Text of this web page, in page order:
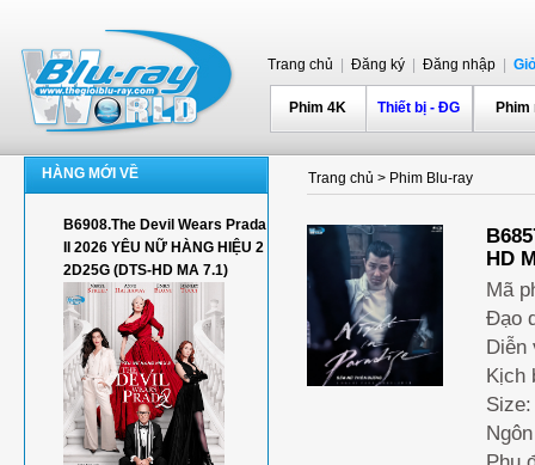
Trang chủ Đăng ký Đăng nhập
Phim 4K Thiết bị - ĐG
HÀNG MỚI VỀ
B6908.The Devil Wears Prada
II 2026 YÊU NỮ HÀNG HIỆU 2
2D25G (DTS-HD MA 7.1)
Trang chủ > Phim Blu-ray
HD
Mã
Đạo
Diễn
Kịch